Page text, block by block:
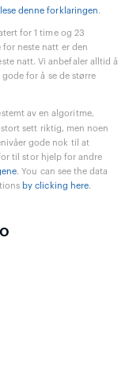
lese denne forklaringen.
for 1 time og 23
for neste natt er den
natt. Vi anbefaler alltid å
for å se de større
av en algoritme,
sett riktig, men noen
gode nok til at
til stor hjelp for andre
. You can see the data
by clicking here.